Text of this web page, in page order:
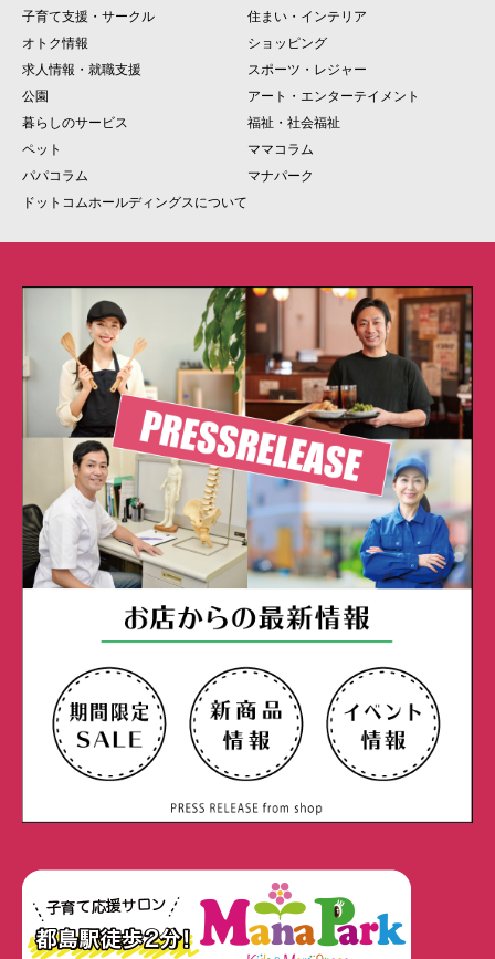
子育て支援・サークル
住まい・インテリア
オトク情報
ショッピング
求人情報・就職支援
スポーツ・レジャー
公園
アート・エンターテイメント
暮らしのサービス
福祉・社会福祉
ペット
ママコラム
パパコラム
マナパーク
ドットコムホールディングスについて